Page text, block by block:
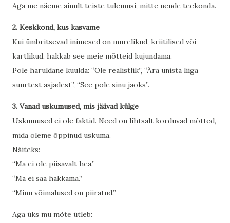
Aga me näeme ainult teiste tulemusi, mitte nende teekonda.
2. Keskkond, kus kasvame
Kui ümbritsevad inimesed on murelikud, kriitilised või
kartlikud, hakkab see meie mõtteid kujundama.
Pole haruldane kuulda: “Ole realistlik”, “Ära unista liiga
suurtest asjadest”, “See pole sinu jaoks”.
3. Vanad uskumused, mis jäävad külge
Uskumused ei ole faktid. Need on lihtsalt korduvad mõtted,
mida oleme õppinud uskuma.
Näiteks:
“Ma ei ole piisavalt hea.”
“Ma ei saa hakkama.”
“Minu võimalused on piiratud.”
Aga üks mu mõte ütleb: